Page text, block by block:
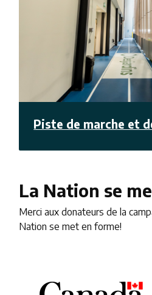
Piste de marche et
La Nation se
Merci aux donateurs de la
Nation se met en forme!